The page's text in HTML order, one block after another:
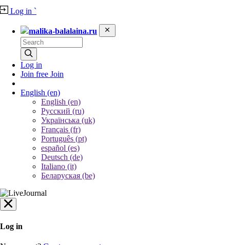
Log in `
malika-balalaina.ru
Log in
Join free Join
English (en)
English (en)
Русский (ru)
Українська (uk)
Français (fr)
Português (pt)
español (es)
Deutsch (de)
Italiano (it)
Беларуская (be)
Log in